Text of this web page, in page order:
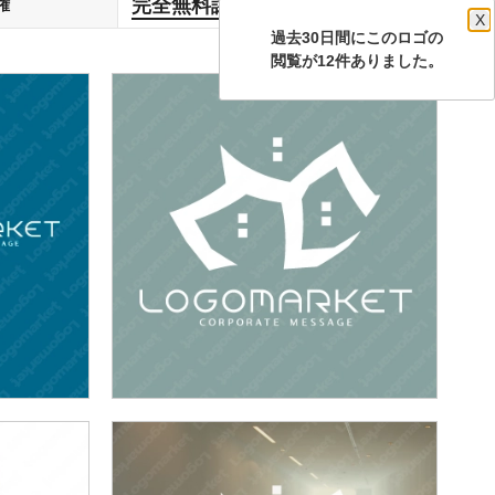
過去30日間にこのロゴの
X
閲覧が12件ありました。